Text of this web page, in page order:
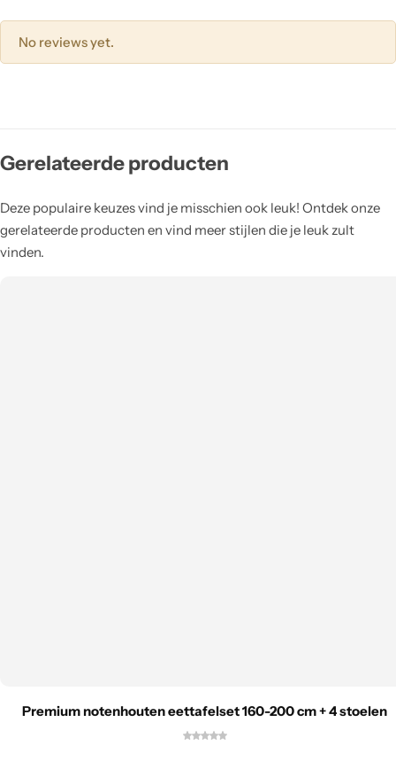
No reviews yet.
Gerelateerde producten
Deze populaire keuzes vind je misschien ook leuk! Ontdek onze
gerelateerde producten en vind meer stijlen die je leuk zult
vinden.
Premium notenhouten eettafelset 160-200 cm + 4 stoelen